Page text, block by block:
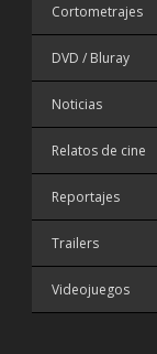
Cortometrajes
DVD / Bluray
Noticias
Relatos de cine
Reportajes
Trailers
Videojuegos